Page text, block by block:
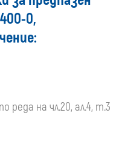
0,
реда на чл.20, ал.4, т.3